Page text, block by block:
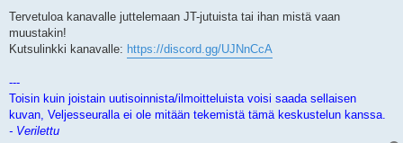
Tervetuloa kanavalle juttelemaan JT-jutuista tai ihan mistä vaan
muustakin!
Kutsulinkki kanavalle: https://discord.gg/UJNnCcA
---
Toisin kuin joistain uutisoinnista/ilmoitteluista voisi saada sellaisen
kuvan, Veljesseuralla ei ole mitään tekemistä tämä keskustelun kanssa.
- Verilettu